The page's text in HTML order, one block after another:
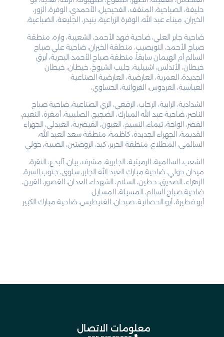
حليفة، الصباحية، المنقف، الفحيحيل، الأحمدي، الوفرة، الزور،
الخيران، ميناء عبد الله، الوفرة الزراعية، بنيدر، الجليعة، الضباعية،
ضاحية جابر العلي، ضاحية فهد الأحمد، الشعيبة، واره، منطقة
صباح الأحمد، النويصيب، منطقة الخيران، ضاحية علي صباح
السالم أم الهيمان سابقاً، منطقة صباح الأحمد البحرية، أبرق
خيطان، الأندلس، اشبيلية، جليب الشيوخ، خيطان، خيطان
الجديدة، العمرية، العارضية، العارضية الصناعية
العباسية، الفردوس، الفروانية، الحساوي،
الشدادية، الرابية، الرحاب، الرقعي، الري الصناعية، ضاحية صباح
الناصر، ضاحية عبد الله المبارك، الضجيج، الصليبية، أمغرة، النعيم،
القصر، الواحة، تيماء، النسيم، العيون، القيصرية، العبدلي، الجهراء
القديمة، الجهراء الجديدة، كاظمة، منطقة سعد العبد الله،
السالمي، المطلاع، منطقة الحرير، كبد، الروضتين، الصبية، حولي
الشعب، السالمية، الرميثية، الجابرية، مشرف، بيان، آلبدع، النقرة،
ميدان حولي، ضاحية مبارك العبد الله الجابر، سلوى، جنوب السرة،
الزهراء، الصديق، حطين، السلام، الشهداء، العدان، القصور، القرين،
ضاحية صباح السالم، المسيلة، المسايل
أبو فطيرة، أبو الحصانية، صبحان، الفنيطيس، ضاحية مبارك الكبير
معلومات الاتصال